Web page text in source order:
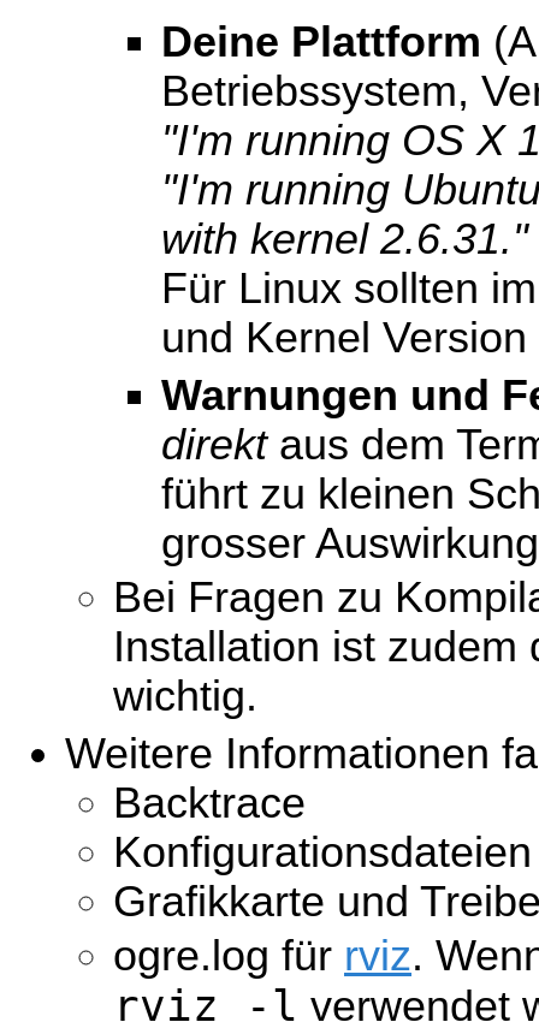
Deine Plattform
Betriebssystem,
"I'm running OS X
"I'm running
with kernel 2.6.31."
Für Linux sollten
und Kernel
Warnungen und
direktaus dem
führt zu kleinen
grosser
Bei Fragen zu
Installation ist zudem
wichtig.
Weitere Informationen
Backtrace
Konfigurationsdateien
Grafikkarte und
ogre.log für rviz.
rviz -l verwendet